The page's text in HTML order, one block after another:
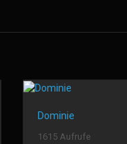
Dominie
1615 Aufrufe